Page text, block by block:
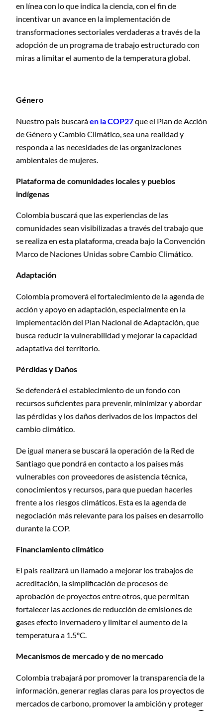
en línea con lo que indica la ciencia, con el fin de
incentivar un avance en la implementación de
transformaciones sectoriales verdaderas a través de la
adopción de un programa de trabajo estructurado con
miras a limitar el aumento de la temperatura global.
Género
Nuestro país buscaráen la COP27que el Plan de Acción
de Género y Cambio Climático, sea una realidad y
responda a las necesidades de las organizaciones
ambientales de mujeres.
Plataforma de comunidades locales y pueblos
indígenas
Colombia buscará que las experiencias de las
comunidades sean visibilizadas a través del trabajo que
se realiza en esta plataforma, creada bajo la Convención
Marco de Naciones Unidas sobre Cambio Climático.
Adaptación
Colombia promoverá el fortalecimiento de la agenda de
acción y apoyo en adaptación, especialmente en la
implementación del Plan Nacional de Adaptación, que
busca reducir la vulnerabilidad y mejorar la capacidad
adaptativa del territorio.
Pérdidas y Daños
Se defenderá el establecimiento de un fondo con
recursos suficientes para prevenir, minimizar y abordar
las pérdidas y los daños derivados de los impactos del
cambio climático.
De igual manera se buscará la operación de la Red de
Santiago que pondrá en contacto a los países más
vulnerables con proveedores de asistencia técnica,
conocimientos y recursos, para que puedan hacerles
frente a los riesgos climáticos. Esta es la agenda de
negociación más relevante para los países en desarrollo
durante la COP.
Financiamiento climático
El país realizará un llamado a mejorar los trabajos de
acreditación, la simplificación de procesos de
aprobación de proyectos entre otros, que permitan
fortalecer las acciones de reducción de emisiones de
gases efecto invernadero y limitar el aumento de la
temperatura a 1.5ºC.
Mecanismos de mercado y de no mercado
Colombia trabajará por promover la transparencia de la
información, generar reglas claras para los proyectos de
mercados de carbono, promover la ambición y proteger